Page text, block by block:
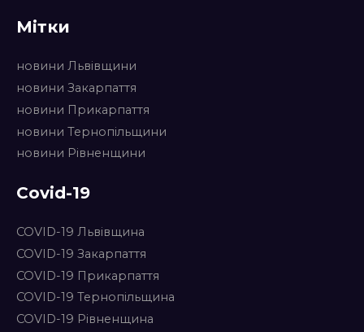
Мітки
новини Львівщини
новини Закарпаття
новини Прикарпаття
новини Тернопільщини
новини Рівненщини
Covid-19
COVID-19 Львівщина
COVID-19 Закарпаття
COVID-19 Прикарпаття
COVID-19 Тернопільщина
COVID-19 Рівненщина